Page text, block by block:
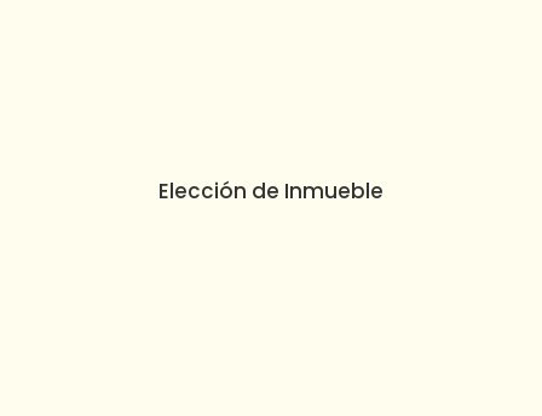
Elección de Inmueble